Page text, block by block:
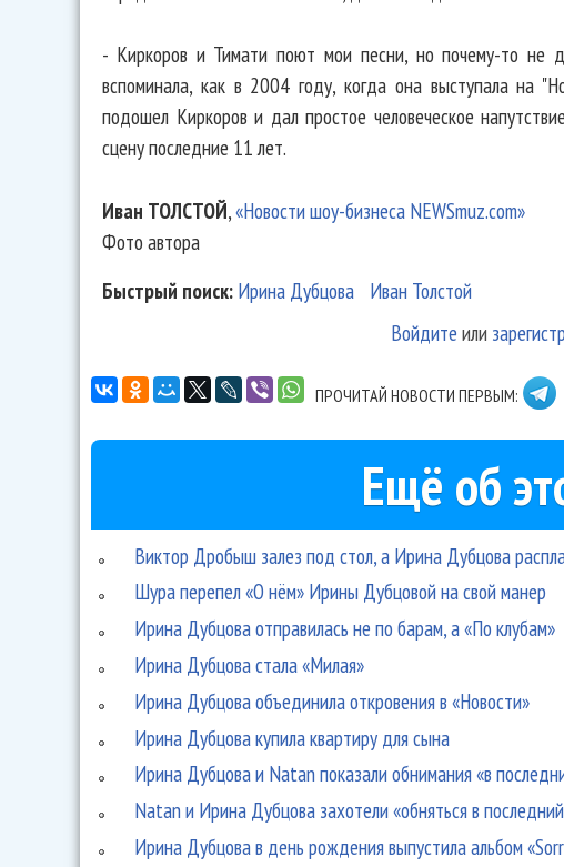
- Киркоров и Тимати поют мои песни, но почему-то не
вспоминала, как в 2004 году, когда она выступала на
подошел Киркоров и дал простое человеческое
сцену последние 11 лет.
Иван ТОЛСТОЙ,«Новости шоу-бизнеса NEWSmuz.com»
Фото автора
Быстрый поиск: Ирина Дубцова Иван Толстой
Войдите или
ПРОЧИТАЙ НОВОСТИ ПЕРВЫМ:
Ещё об
Виктор Дробыш залез под стол, а Ирина Дубцова
Шура перепел «О нём» Ирины Дубцовой на свой манер
Ирина Дубцова отправилась не по барам, а «По клубам»
Ирина Дубцова стала «Милая»
Ирина Дубцова объединила откровения в «Новости»
Ирина Дубцова купила квартиру для сына
Ирина Дубцова и Natan показали обнимания «в
Natan и Ирина Дубцова захотели «обняться в
Ирина Дубцова в день рождения выпустила альбом